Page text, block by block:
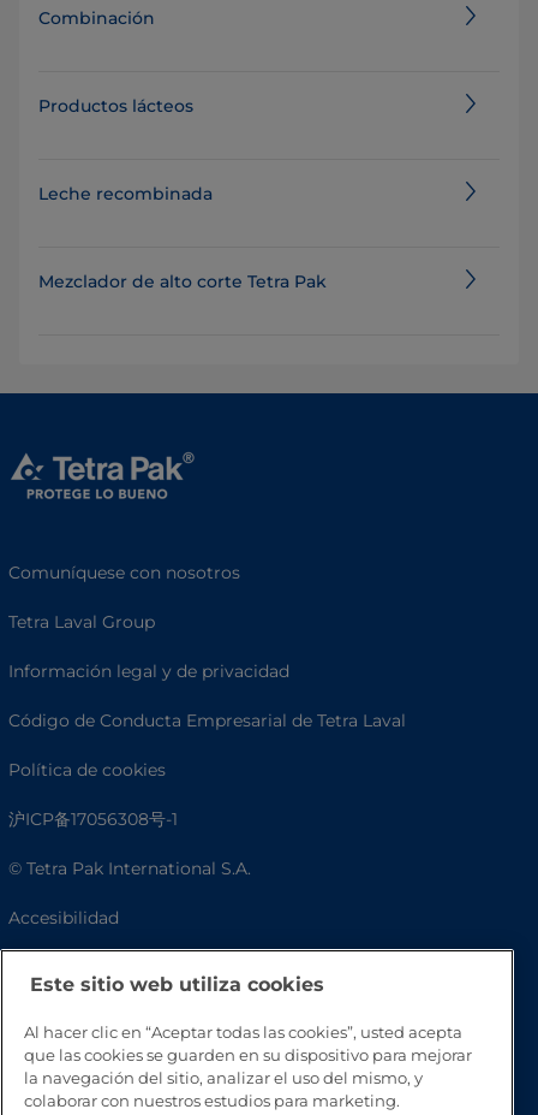
Combinación
Productos lácteos
Leche recombinada
Mezclador de alto corte Tetra Pak
Comuníquese con nosotros
Tetra Laval Group
Información legal y de privacidad
Código de Conducta Empresarial de Tetra Laval
Política de cookies
沪ICP备17056308号-1
© Tetra Pak International S.A.
Accesibilidad
Este sitio web utiliza cookies
Al hacer clic en “Aceptar todas las cookies”, usted acepta
que las cookies se guarden en su dispositivo para mejorar
la navegación del sitio, analizar el uso del mismo, y
colaborar con nuestros estudios para marketing.